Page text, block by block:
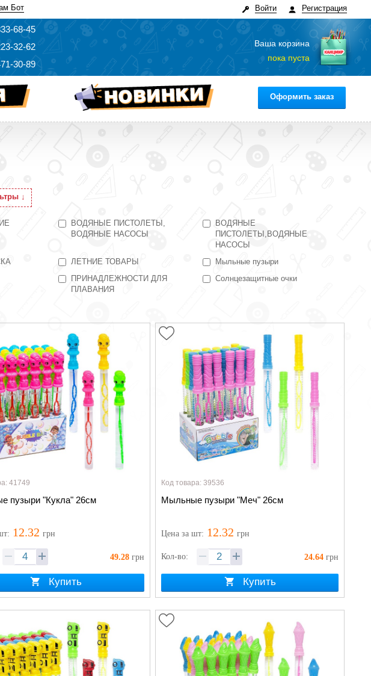
Бот Регистрация
Войти
33-68-45
23-32-62
71-30-89
Ваша корзина
пока пуста
Оформить заказ
↓
ВОДЯНЫЕ ПИСТОЛЕТЫ,
ВОДЯНЫЕ НАСОСЫ
ВОДЯНЫЕ
ПИСТОЛЕТЫ,ВОДЯНЫЕ
НАСОСЫ
ЛЕТНИЕ ТОВАРЫ
Мыльные пузыри
ПРИНАДЛЕЖНОСТИ ДЛЯ
ПЛАВАНИЯ
Солнцезащитные очки
41749
пузыри "Кукла" 26см
: 12.32 грн
49.28 грн
Купить
Код товара: 39536
Мыльные пузыри "Меч" 26см
Ценаза шт: 12.32 грн
Кол-во: 24.64 грн
Купить